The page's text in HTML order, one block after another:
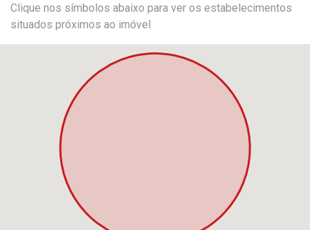
Clique nos símbolos abaixo para ver os estabelecimentos
situados próximos ao imóvel